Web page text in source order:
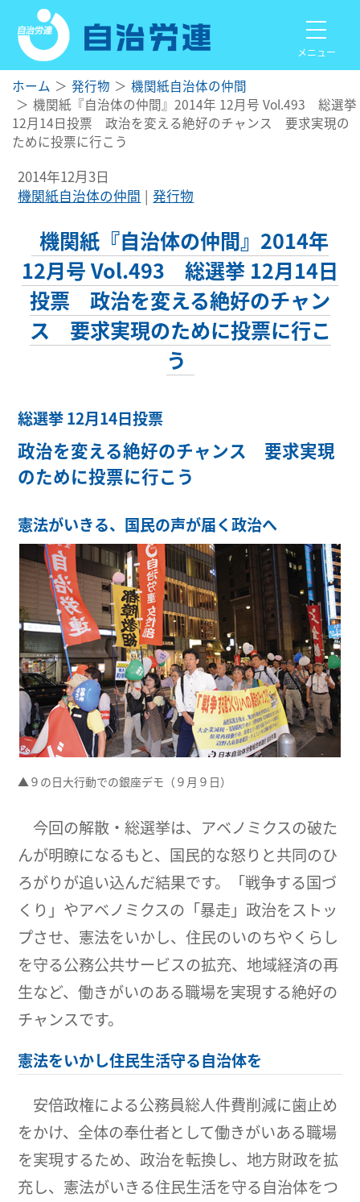
メニュー
ホーム 発行物
機関紙自治体の仲間
機関紙『自治体の仲間』2014年 12月号 Vol.493 総選挙
12月14日投票 政治を変える絶好のチャンス 要求実現の
ために投票に行こう
2014年12月3日
機関紙自治体の仲間
発行物
機関紙『自治体の仲間』2014年
12月号 Vol.493 総選挙 12月14日
投票 政治を変える絶好のチャン
ス 要求実現のために投票に行こ
う
総選挙 12月14日投票
政治を変える絶好のチャンス 要求実現
のために投票に行こう
憲法がいきる、国民の声が届く政治へ
▲９の日大行動での銀座デモ（９月９日）
今回の解散・総選挙は、アベノミクスの破た
んが明瞭になるもと、国民的な怒りと共同のひ
ろがりが追い込んだ結果です。「戦争する国づ
くり」やアベノミクスの「暴走」政治をストッ
プさせ、憲法をいかし、住民のいのちやくらし
を守る公務公共サービスの拡充、地域経済の再
生など、働きがいのある職場を実現する絶好の
チャンスです。
憲法をいかし住民生活守る自治体を
安倍政権による公務員総人件費削減に歯止め
をかけ、全体の奉仕者として働きがいある職場
を実現するため、政治を転換し、地方財政を拡
充し、憲法がいきる住民生活を守る自治体をつ